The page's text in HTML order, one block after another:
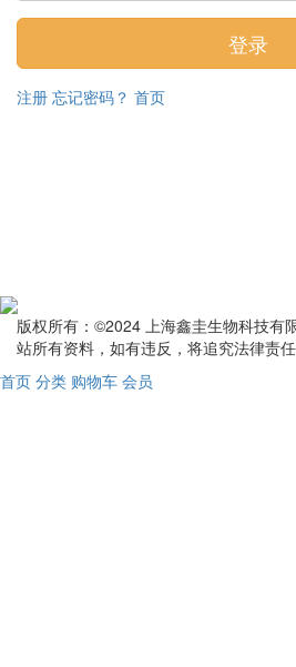
注册 忘记密码？ 首页
版权所有：©2024 上海鑫圭生物科技有
站所有资料，如有违反，将追究法律责任
首页 分类 购物车 会员